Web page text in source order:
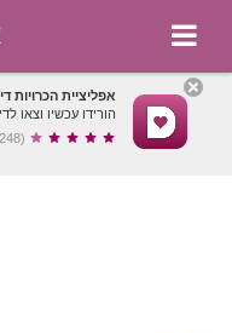
אפליציית הכרויות
הורידו עכשיו וצאו
(7248)